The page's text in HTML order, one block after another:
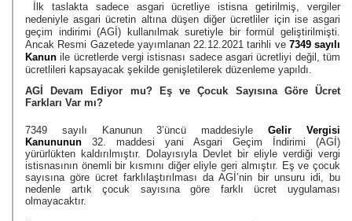
İlk taslakta sadece asgari ücretliye istisna getirilmiş, vergiler
nedeniyle asgari ücretin altına düşen diğer ücretliler için ise asgari
geçim indirimi (AGİ) kullanılmak suretiyle bir formül geliştirilmişti.
Ancak Resmi Gazetede yayımlanan 22.12.2021 tarihli ve 7349 sayılı
Kanun ile ücretlerde vergi istisnası sadece asgari ücretliyi değil, tüm
ücretlileri kapsayacak şekilde genişletilerek düzenleme yapıldı.
AGİ Devam Ediyor mu? Eş ve Çocuk Sayısına Göre Ücret
Farkları Var mı?
7349 sayılı Kanunun 3’üncü maddesiyle Gelir Vergisi
Kanununun 32. maddesi yani Asgari Geçim İndirimi (AGİ)
yürürlükten kaldırılmıştır. Dolayısıyla Devlet bir eliyle verdiği vergi
istisnasının önemli bir kısmını diğer eliyle geri almıştır. Eş ve çocuk
sayısına göre ücret farklılaştırılması da AGİ’nin bir unsuru idi, bu
nedenle artık çocuk sayısına göre farklı ücret uygulaması
olmayacaktır.